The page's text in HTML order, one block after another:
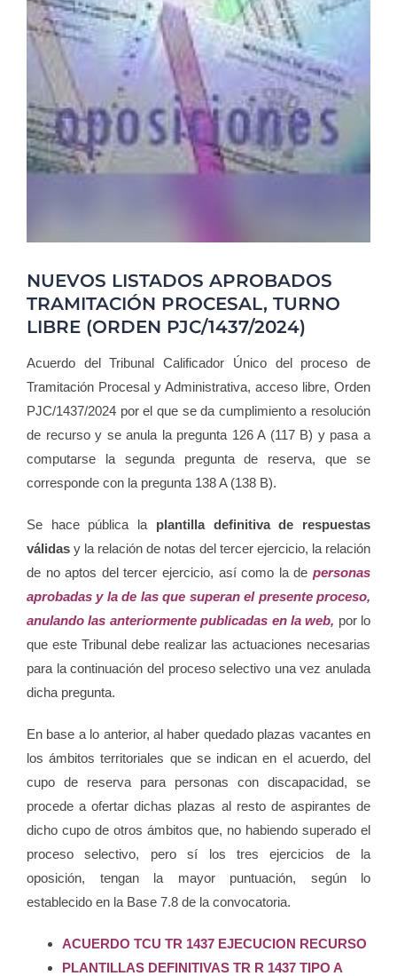
Blog
Contacto
Campus Virtual
NUEVOS LISTADOS APROBADOS
TRAMITACIÓN PROCESAL, TURNO
LIBRE (ORDEN PJC/1437/2024)
Acuerdo del Tribunal Calificador Único del proceso de
Tramitación Procesal y Administrativa, acceso libre, Orden
PJC/1437/2024 por el que se da cumplimiento a resolución
de recurso y se anula la pregunta 126 A (117 B) y pasa a
computarse la segunda pregunta de reserva, que se
corresponde con la pregunta 138 A (138 B).
Se hace pública la plantilla definitiva de respuestas
válidas y la relación de notas del tercer ejercicio, la relación
de no aptos del tercer ejercicio, así como la de personas
aprobadas y la de las que superan el presente proceso,
anulando las anteriormente publicadas en la web, por lo
que este Tribunal debe realizar las actuaciones necesarias
para la continuación del proceso selectivo una vez anulada
dicha pregunta.
En base a lo anterior, al haber quedado plazas vacantes en
los ámbitos territoriales que se indican en el acuerdo, del
cupo de reserva para personas con discapacidad, se
procede a ofertar dichas plazas al resto de aspirantes de
dicho cupo de otros ámbitos que, no habiendo superado el
proceso selectivo, pero sí los tres ejercicios de la
oposición, tengan la mayor puntuación, según lo
establecido en la Base 7.8 de la convocatoria.
ACUERDO TCU TR 1437 EJECUCION RECURSO
PLANTILLAS DEFINITIVAS TR R 1437 TIPO A